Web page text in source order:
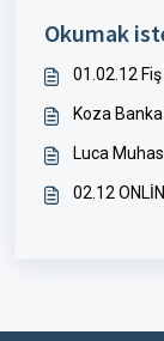
Okumak
01.02.12
Koza
Luca
02.12